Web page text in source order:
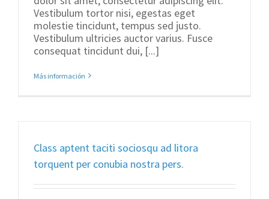
Vestibulum tortor nisi, egestas eget
molestie tincidunt, tempus sed justo.
Vestibulum ultricies auctor varius. Fusce
consequat tincidunt dui, [...]
Más información
Class aptent taciti sociosqu ad litora
torquent per conubia nostra pers.